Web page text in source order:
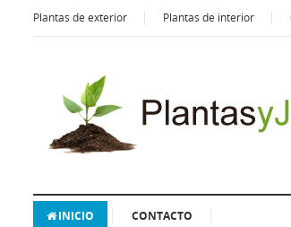
Plantas de exterior Plantas de interior
INICIO CONTACTO